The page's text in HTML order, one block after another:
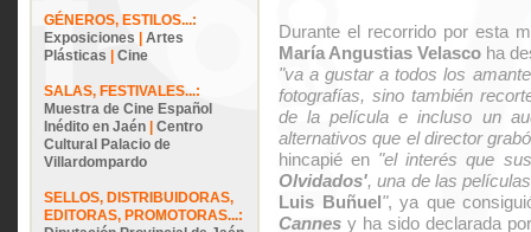
GÉNEROS, ESTILOS...:
Exposiciones
Artes
Plásticas
Cine
SALAS, FESTIVALES...:
Muestra de Cine Español
Inédito en Jaén
Centro
Cultural Palacio de
Villardompardo
SELLOS, DISTRIBUIDORAS,
EDITORAS, PROMOTORAS...:
Durante el recorrido por esta
María Angustias Velasco ha
"va a gustar a todos los
fotografías, sino también
de la película e incluso un
alternativos que el director
hincapié en "el interés que
Olvidados', una de las
Luis Buñuel", ya que
Cannes y ha sido declarada